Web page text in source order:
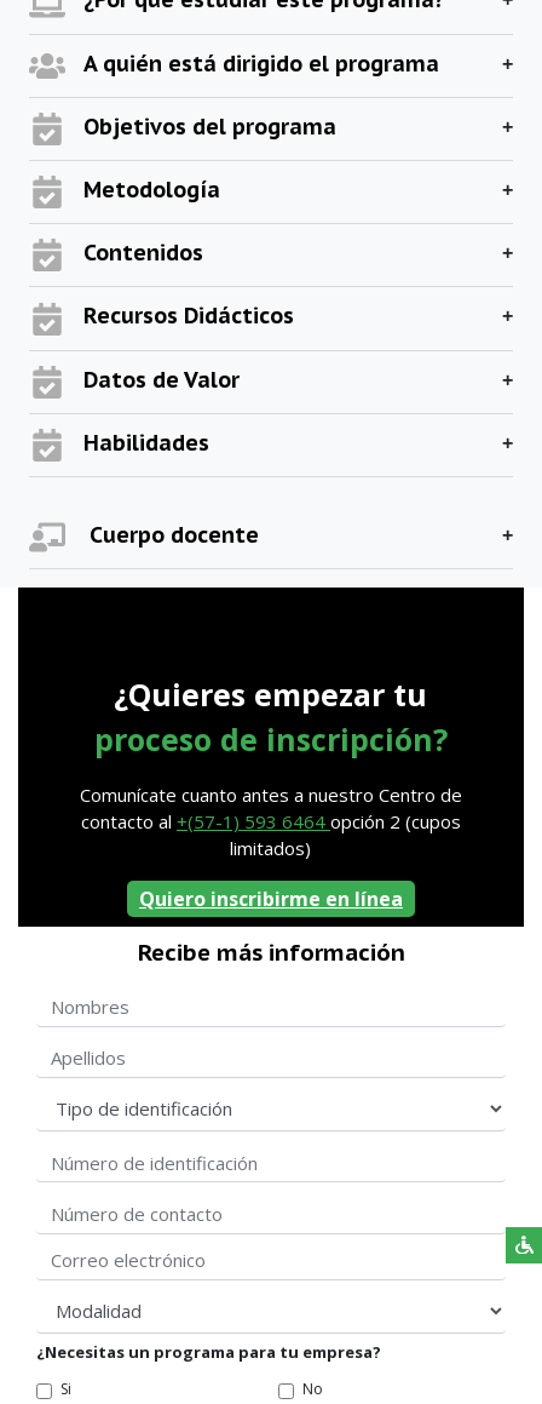
A quién está dirigido el programa
Objetivos del programa
Metodología
Contenidos
Recursos Didácticos
Datos de Valor
Habilidades
Cuerpo docente
¿Quieres empezar tu
proceso de inscripción?
Comunícate cuanto antes a nuestro Centro de
contacto al +(57-1) 593 6464 opción 2 (cupos
limitados)
Quiero inscribirme en línea
Recibe más información
Nombres
Apellidos
Tipo de identificación
Número de identificación
Correo electrónico
modalidad
¿Necesitas un programa para tu empresa?
Si No